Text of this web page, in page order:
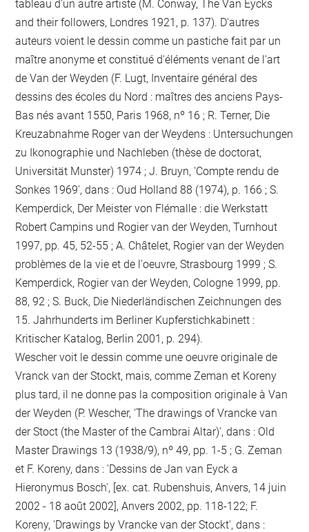
tableau d'un autre artiste (M. Conway, The Van Eycks
and their followers, Londres 1921, p. 137). D'autres
auteurs voient le dessin comme un pastiche fait par un
maître anonyme et constitué d'éléments venant de l'art
de Van der Weyden (F. Lugt, Inventaire général des
dessins des écoles du Nord : maîtres des anciens Pays-
Bas nés avant 1550, Paris 1968, nº 16 ; R. Terner, Die
Kreuzabnahme Roger van der Weydens : Untersuchungen
zu Ikonographie und Nachleben (thèse de doctorat,
Universität Munster) 1974 ; J. Bruyn, 'Compte rendu de
Sonkes 1969', dans : Oud Holland 88 (1974), p. 166 ; S.
Kemperdick, Der Meister von Flémalle : die Werkstatt
Robert Campins und Rogier van der Weyden, Turnhout
1997, pp. 45, 52-55 ; A. Châtelet, Rogier van der Weyden
problèmes de la vie et de l'oeuvre, Strasbourg 1999 ; S.
Kemperdick, Rogier van der Weyden, Cologne 1999, pp.
88, 92 ; S. Buck, Die Niederländischen Zeichnungen des
15. Jahrhunderts im Berliner Kupferstichkabinett :
Kritischer Katalog, Berlin 2001, p. 294).
Wescher voit le dessin comme une oeuvre originale de
Vranck van der Stockt, mais, comme Zeman et Koreny
plus tard, il ne donne pas la composition originale à Van
der Weyden (P. Wescher, 'The drawings of Vrancke van
der Stoct (the Master of the Cambrai Altar)', dans : Old
Master Drawings 13 (1938/9), nº 49, pp. 1-5 ; G. Zeman
et F. Koreny, dans : 'Dessins de Jan van Eyck a
Hieronymus Bosch', [ex. cat. Rubenshuis, Anvers, 14 juin
2002 - 18 août 2002], Anvers 2002, pp. 118-122; F.
Koreny, 'Drawings by Vrancke van der Stockt', dans :